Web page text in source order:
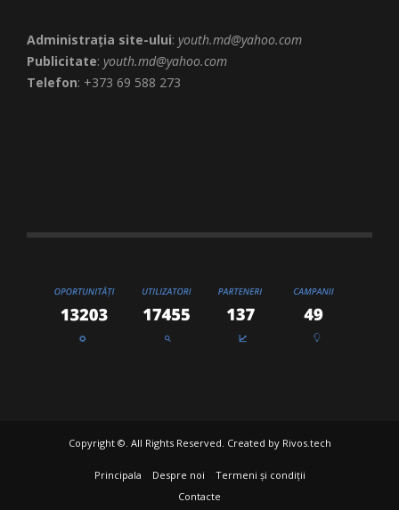
Administrația site-ului: youth.md@yahoo.com
Publicitate: youth.md@yahoo.com
Telefon: +373 69 588 273
Copyright ©. All Rights Reserved. Created by Rivos.tech
Principala Despre noi
Termeni și condiții
Contacte